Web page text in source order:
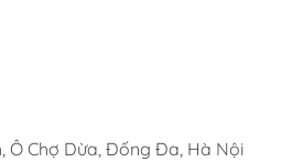
Ô Chợ Dừa, Đống Đa, Hà Nội